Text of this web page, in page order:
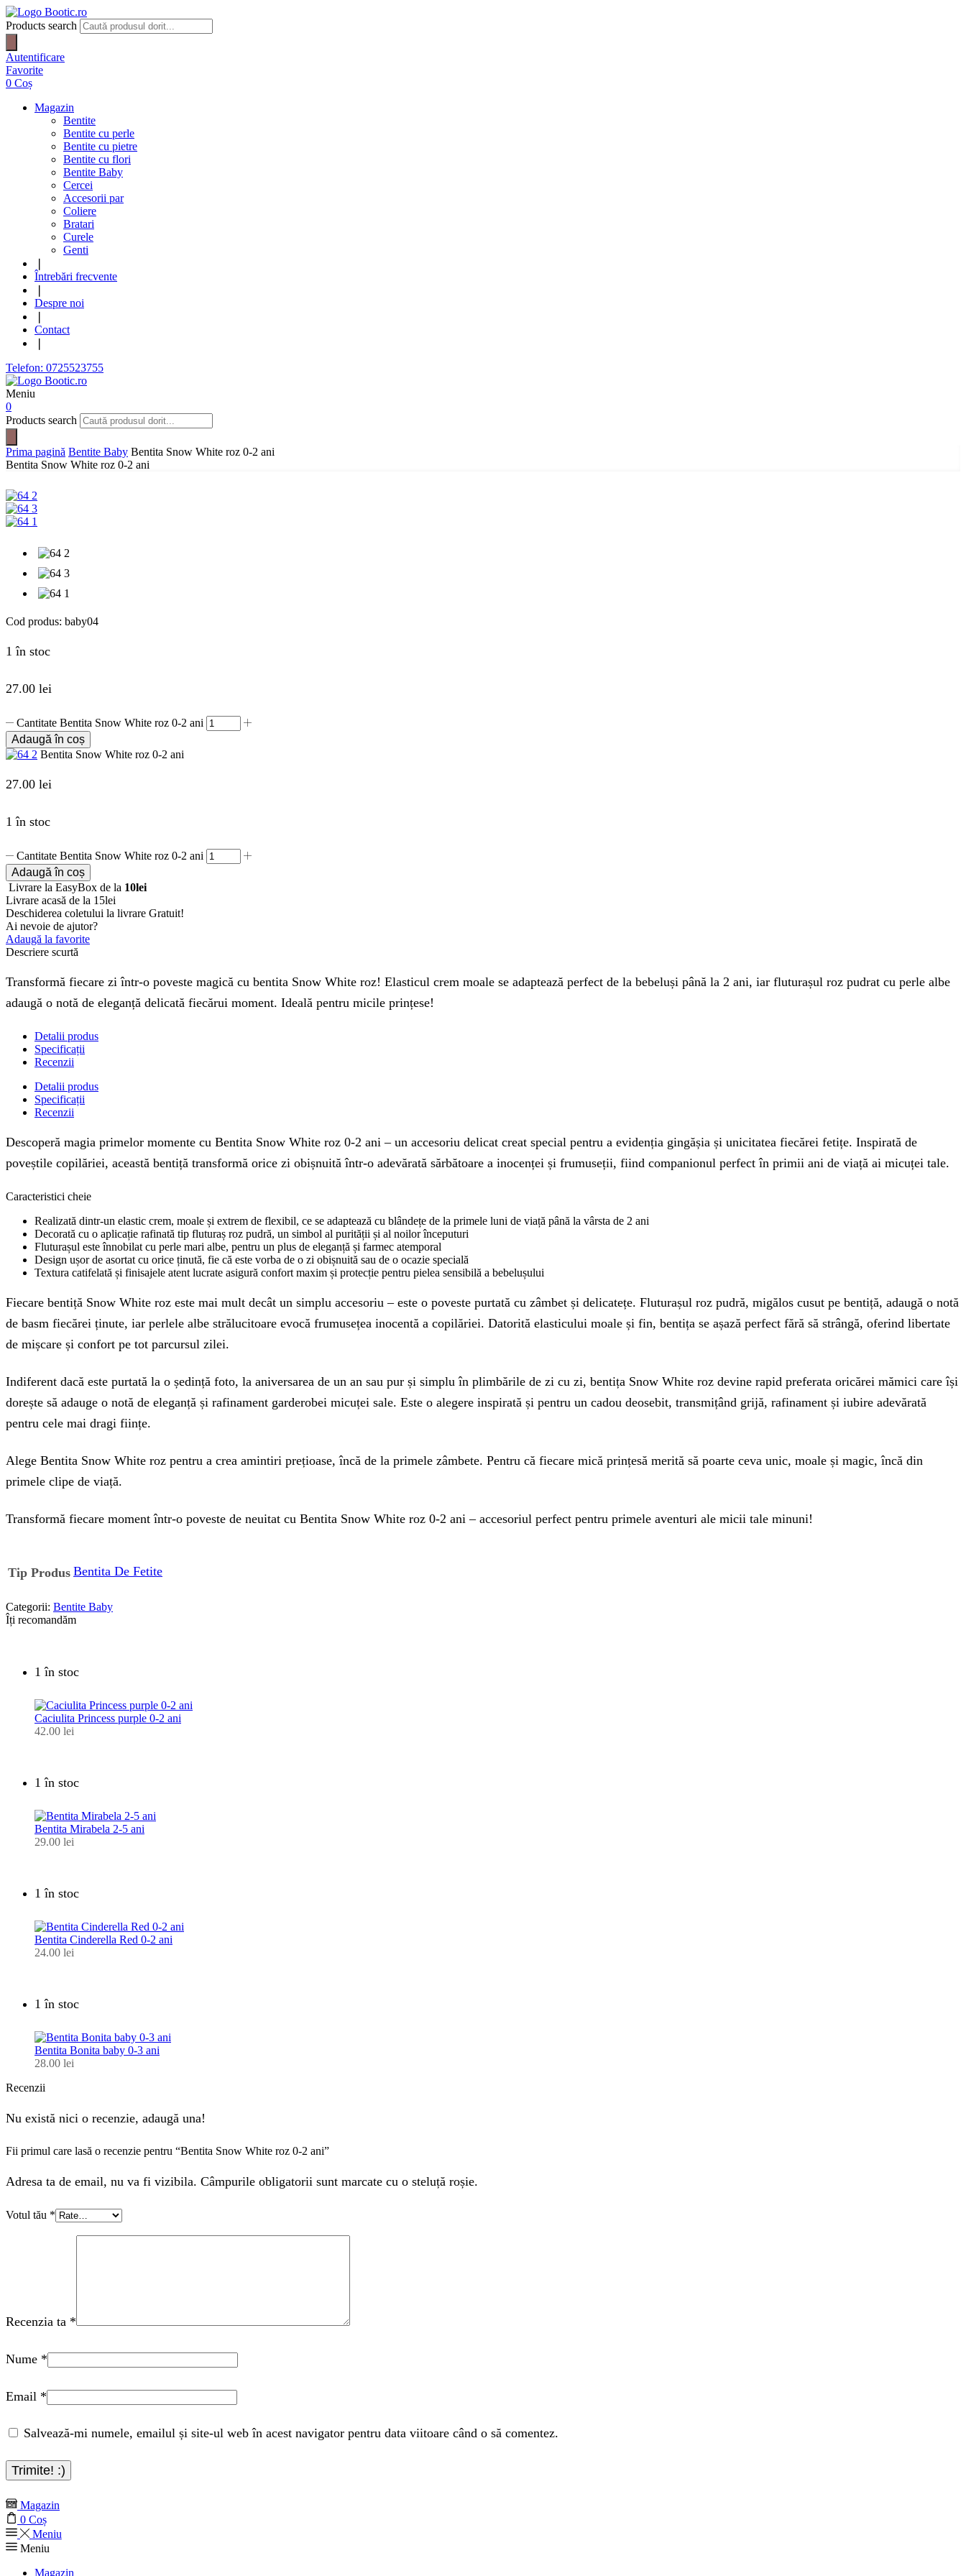
Products search
Autentificare
Favorite
0 Coș
Magazin
Bentite
Bentite cu perle
Bentite cu pietre
Bentite cu flori
Bentite Baby
Cercei
Accesorii par
Coliere
Bratari
Curele
Genti
Întrebări frecvente
Despre noi
Contact
Telefon: 0725523755
Meniu
0
Products search
Prima pagină Bentite Baby Bentita Snow White roz 0-2 ani
Bentita Snow White roz 0-2 ani
Cod produs: baby04
1 în stoc
27.00 lei
Cantitate Bentita Snow White roz 0-2 ani
Adaugă în coș
Bentita Snow White roz 0-2 ani
27.00 lei
1 în stoc
Cantitate Bentita Snow White roz 0-2 ani
Adaugă în coș
Livrare la EasyBox de la 10lei
Livrare acasă de la 15lei
Deschiderea coletului la livrare Gratuit!
Ai nevoie de ajutor?
Adaugă la favorite
Descriere scurtă
Transformă fiecare zi într-o poveste magică cu bentita Snow White roz! Elasticul crem moale se adaptează perfect de la bebeluși până la 2 ani, iar fluturașul roz pudrat cu perle albe
adaugă o notă de eleganță delicată fiecărui moment. Ideală pentru micile prințese!
Detalii produs
Specificații
Recenzii
Detalii produs
Specificații
Recenzii
Descoperă magia primelor momente cu Bentita Snow White roz 0-2 ani – un accesoriu delicat creat special pentru a evidenția gingășia și unicitatea fiecărei fetițe. Inspirată de
poveștile copilăriei, această bentiță transformă orice zi obișnuită într-o adevărată sărbătoare a inocenței și frumuseții, fiind companionul perfect în primii ani de viață ai micuței tale.
Caracteristici cheie
Realizată dintr-un elastic crem, moale și extrem de flexibil, ce se adaptează cu blândețe de la primele luni de viață până la vârsta de 2 ani
Decorată cu o aplicație rafinată tip fluturaș roz pudră, un simbol al purității și al noilor începuturi
Fluturașul este înnobilat cu perle mari albe, pentru un plus de eleganță și farmec atemporal
Design ușor de asortat cu orice ținută, fie că este vorba de o zi obișnuită sau de o ocazie specială
Textura catifelată și finisajele atent lucrate asigură confort maxim și protecție pentru pielea sensibilă a bebelușului
Fiecare bentiță Snow White roz este mai mult decât un simplu accesoriu – este o poveste purtată cu zâmbet și delicatețe. Fluturașul roz pudră, migălos cusut pe bentiță, adaugă o notă
de basm fiecărei ținute, iar perlele albe strălucitoare evocă frumusețea inocentă a copilăriei. Datorită elasticului moale și fin, bentița se așază perfect fără să strângă, oferind libertate
de mișcare și confort pe tot parcursul zilei.
Indiferent dacă este purtată la o ședință foto, la aniversarea de un an sau pur și simplu în plimbările de zi cu zi, bentița Snow White roz devine rapid preferata oricărei mămici care își
dorește să adauge o notă de eleganță și rafinament garderobei micuței sale. Este o alegere inspirată și pentru un cadou deosebit, transmițând grijă, rafinament și iubire adevărată
pentru cele mai dragi ființe.
Alege Bentita Snow White roz pentru a crea amintiri prețioase, încă de la primele zâmbete. Pentru că fiecare mică prințesă merită să poarte ceva unic, moale și magic, încă din
primele clipe de viață.
Transformă fiecare moment într-o poveste de neuitat cu Bentita Snow White roz 0-2 ani – accesoriul perfect pentru primele aventuri ale micii tale minuni!
Tip Produs Bentita De Fetite
Categorii: Bentite Baby
Îți recomandăm
1 în stoc
Caciulita Princess purple 0-2 ani
42.00 lei
1 în stoc
Bentita Mirabela 2-5 ani
29.00 lei
1 în stoc
Bentita Cinderella Red 0-2 ani
24.00 lei
1 în stoc
Bentita Bonita baby 0-3 ani
28.00 lei
Recenzii
Nu există nici o recenzie, adaugă una!
Fii primul care lasă o recenzie pentru “Bentita Snow White roz 0-2 ani”
Adresa ta de email, nu va fi vizibila. Câmpurile obligatorii sunt marcate cu o steluță roșie.
Votul tău *
Recenzia ta *
Nume *
Email *
Salvează-mi numele, emailul și site-ul web în acest navigator pentru data viitoare când o să comentez.
Magazin
0 Coș
Meniu
Meniu
Magazin